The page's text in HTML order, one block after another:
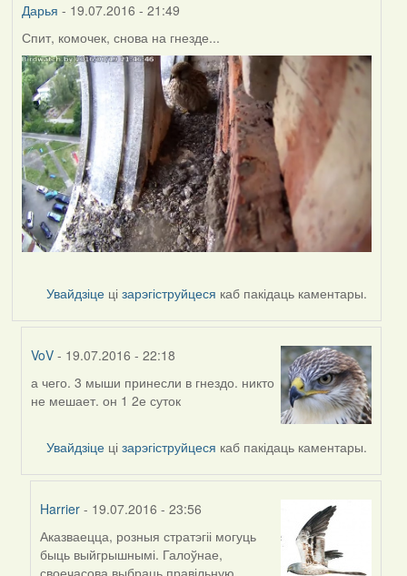
Дарья - 19.07.2016 - 21:49
Спит, комочек, снова на гнезде...
Увайдзіце цізарэгіструйцеся каб пакідаць каментары.
VoV - 19.07.2016 - 22:18
In
reply
а чего. 3 мыши принесли в гнездо. никто
не мешает. он 1 2е суток
Увайдзіце цізарэгіструйцеся каб пакідаць каментары.
Harrier - 19.07.2016 - 23:56
In
reply
Аказваецца, розныя стратэгіі могуць
быць выйгрышнымі. Галоўнае,